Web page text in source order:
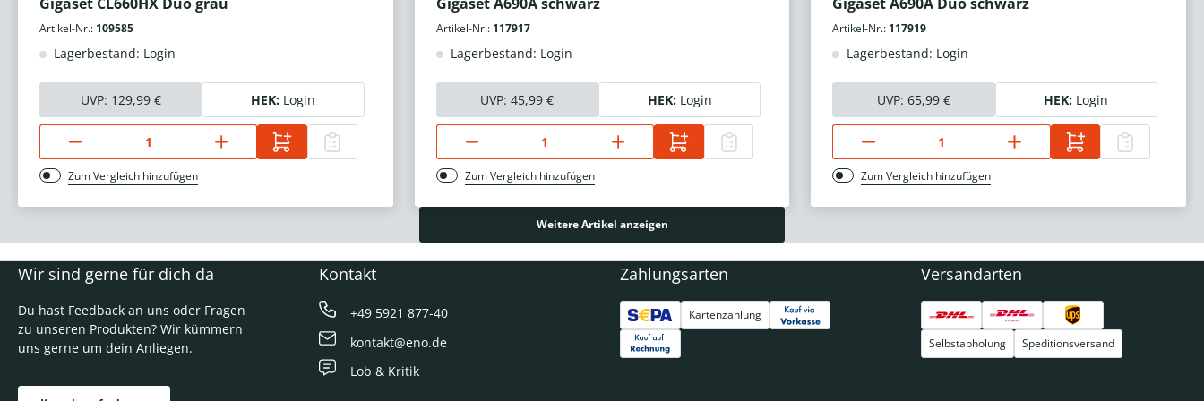
Artikel-Nr.: 109585
Lagerbestand: Login
UVP: 129,99 € HEK: Login
Zum Vergleich hinzufügen
Artikel-Nr.: 117917
Lagerbestand: Login
UVP:45,99 € HEK: Login
Zum Vergleich hinzufügen
Artikel-Nr.: 117919
Lagerbestand: Login
UVP: 65,99 € HEK: Login
Zum Vergleich hinzufügen
Weitere Artikel anzeigen
Wir sind gerne für dich da
Du hast Feedback an uns oder Fragen
zu unseren Produkten? Wir kümmern
uns gerne um dein Anliegen.
Kontakt
+49 5921 877-40
kontakt@eno.de
Lob & Kritik
Zahlungsarten
Kartenzahlung
Versandarten
Selbstabholung Speditionsversand